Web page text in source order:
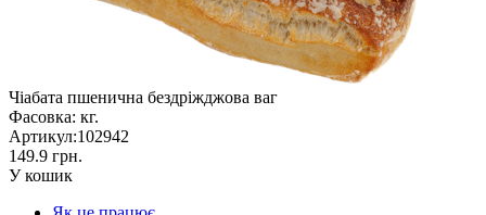
Чіабата пшенична бездріжджова ваг
Фасовка: кг.
Артикул:102942
149.9 грн.
У кошик